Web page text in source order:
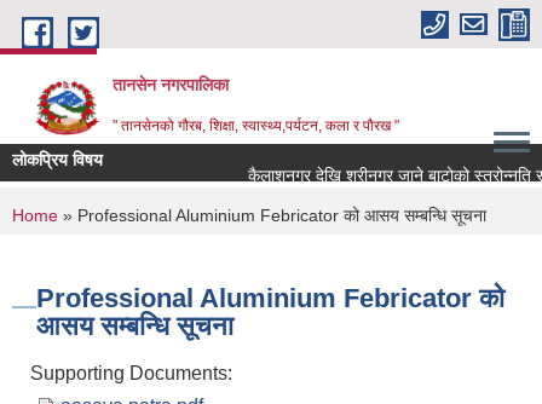
Skip to main content
तानसेन नगरपालिका
" तानसेनको गौरब, शिक्षा, स्वास्थ्य,पर्यटन, कला र पौरख "
लोकप्रिय विषय
You are here
Home » Professional Aluminium Febricator को आसय सम्बन्धि सूचना
Professional Aluminium Febricator को
आसय सम्बन्धि सूचना
Supporting Documents: